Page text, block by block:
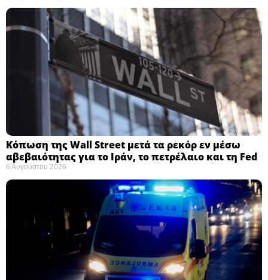
Κόπωση της Wall Street μετά τα ρεκόρ εν μέσω
αβεβαιότητας για το Ιράν, το πετρέλαιο και τη Fed
6 Αυγούστου 2026